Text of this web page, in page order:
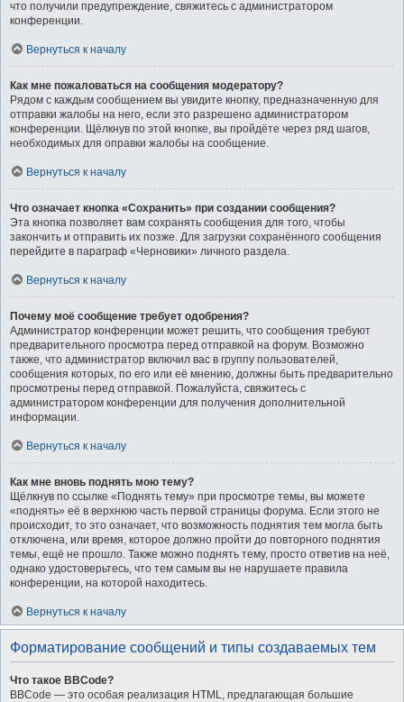
что получили предупреждение, свяжитесь с администратором
конференции.
Вернуться к началу
Как мне пожаловаться на сообщения модератору?
Рядом с каждым сообщением вы увидите кнопку, предназначенную для
отправки жалобы на него, если это разрешено администратором
конференции. Щёлкнув по этой кнопке, вы пройдёте через ряд шагов,
необходимых для оправки жалобы на сообщение.
Вернуться к началу
Что означает кнопка «Сохранить» при создании сообщения?
Эта кнопка позволяет вам сохранять сообщения для того, чтобы
закончить и отправить их позже. Для загрузки сохранённого сообщения
перейдите в параграф «Черновики» личного раздела.
Вернуться к началу
Почему моё сообщение требует одобрения?
Администратор конференции может решить, что сообщения требуют
предварительного просмотра перед отправкой на форум. Возможно
также, что администратор включил вас в группу пользователей,
сообщения которых, по его или её мнению, должны быть предварительно
просмотрены перед отправкой. Пожалуйста, свяжитесь с
администратором конференции для получения дополнительной
информации.
Вернуться к началу
Как мне вновь поднять мою тему?
Щёлкнув по ссылке «Поднять тему» при просмотре темы, вы можете
«поднять» её в верхнюю часть первой страницы форума. Если этого не
происходит, то это означает, что возможность поднятия тем могла быть
отключена, или время, которое должно пройти до повторного поднятия
темы, ещё не прошло. Также можно поднять тему, просто ответив на неё,
однако удостоверьтесь, что тем самым вы не нарушаете правила
конференции, на которой находитесь.
Вернуться к началу
Форматирование сообщений и типы создаваемых тем
Что такое BBCode?
BBCode — это особая реализация HTML, предлагающая большие